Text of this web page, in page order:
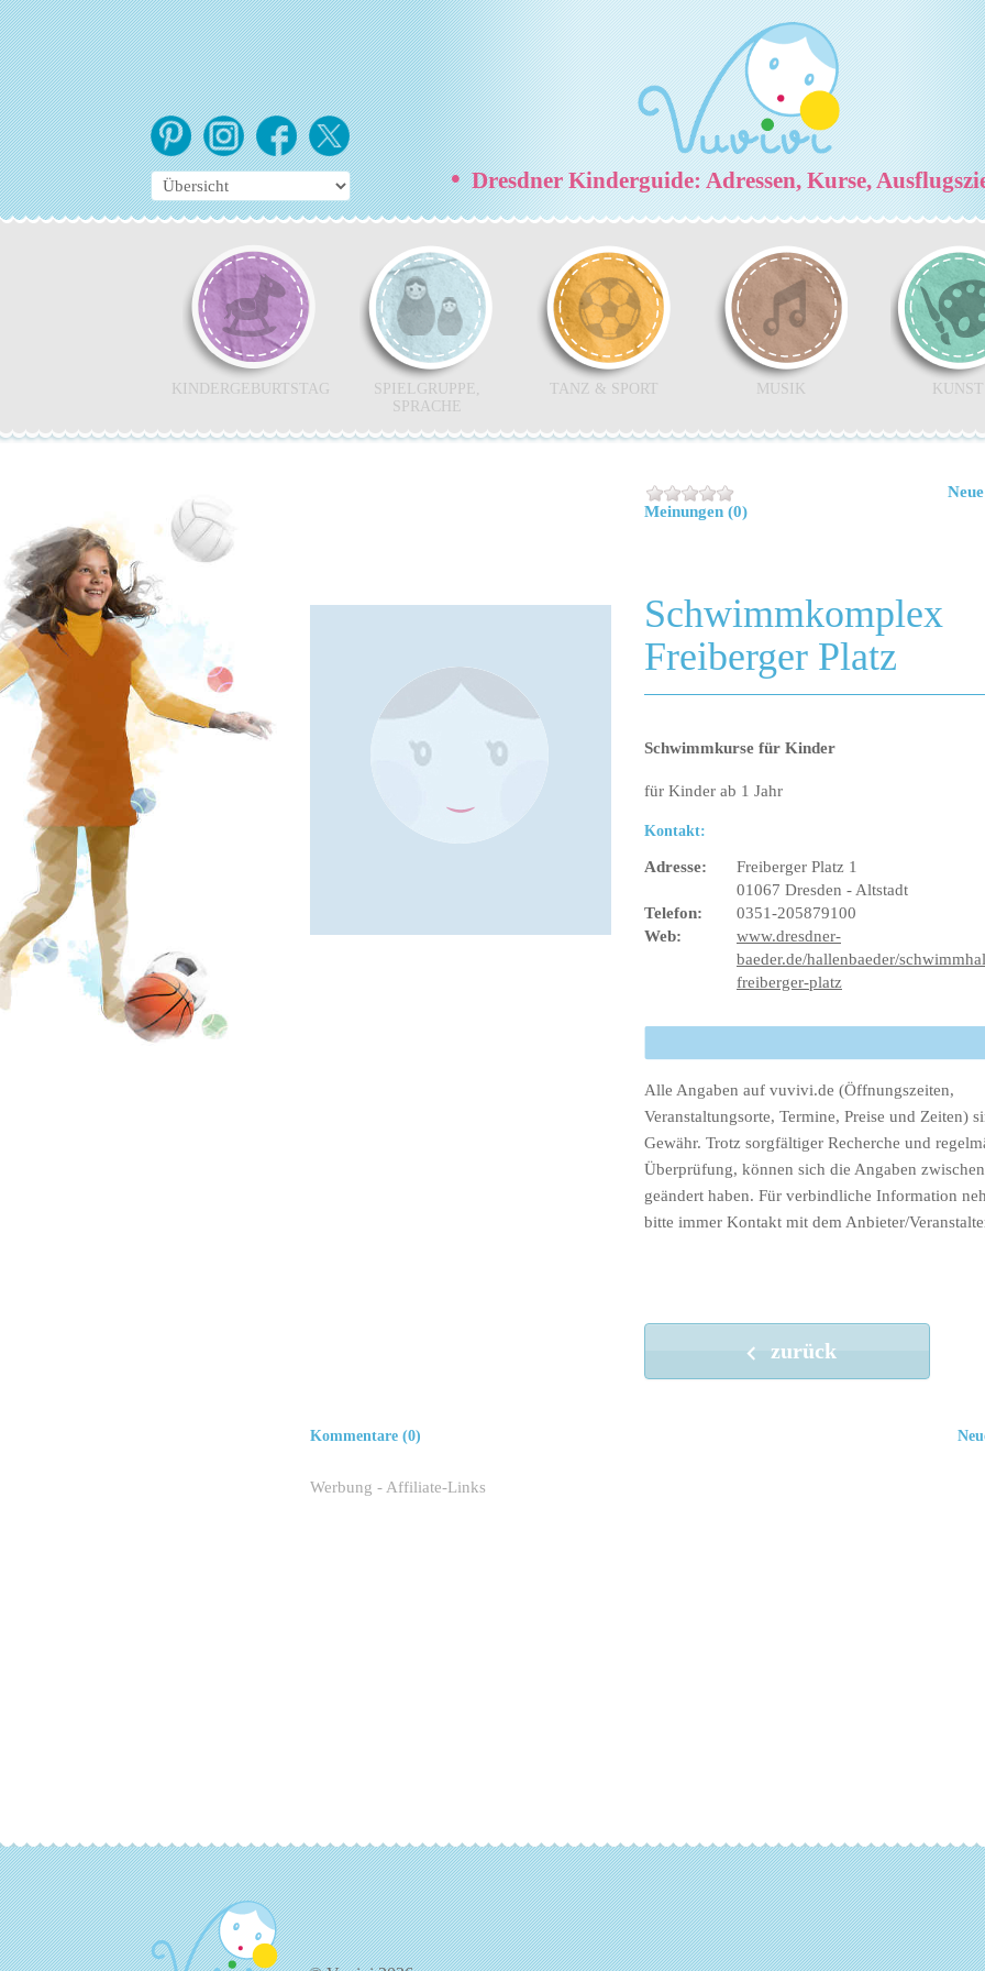
•Dresdner Kinderguide: Adressen, Kurse,
KINDERGEBURTSTAG
SPIELGRUPPE,
SPRACHE
TANZ & SPORT MUSIK KUNST
Meinungen (0)
Schwimmkomplex
Freiberger Platz
Schwimmkurse für Kinder
für Kinder ab 1 Jahr
Kontakt:
Adresse:
Freiberger Platz 1
01067 Dresden - Altstadt
Telefon:
0351-205879100
Web:
www.dresdner-
baeder.de/hallenbaeder/
freiberger-platz
Alle Angaben auf vuvivi.de (Öffnungszeiten,
Veranstaltungsorte, Termine, Preise und Zeiten)
Gewähr. Trotz sorgfältiger Recherche und
Überprüfung, können sich die Angaben
geändert haben. Für verbindliche Information
bitte immer Kontakt mit dem Anbieter/
zurück
Kommentare (0)
Werbung - Affiliate-Links